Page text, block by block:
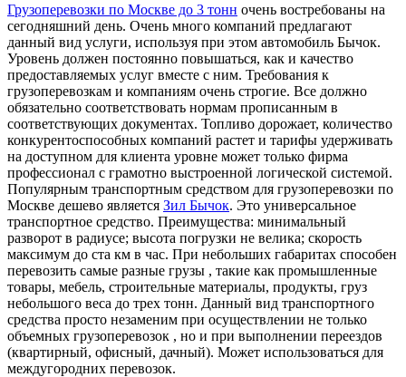
Грузоперевозки по Москве до 3 тонн очень востребованы на
сегодняшний день. Очень много компаний предлагают
данный вид услуги, используя при этом автомобиль Бычок.
Уровень должен постоянно повышаться, как и качество
предоставляемых услуг вместе с ним. Требования к
грузоперевозкам и компаниям очень строгие. Все должно
обязательно соответствовать нормам прописанным в
соответствующих документах. Топливо дорожает, количество
конкурентоспособных компаний растет и тарифы удерживать
на доступном для клиента уровне может только фирма
профессионал с грамотно выстроенной логической системой.
Популярным транспортным средством для грузоперевозки по
Москве дешево является Зил Бычок. Это универсальное
транспортное средство. Преимущества: минимальный
разворот в радиусе; высота погрузки не велика; скорость
максимум до ста км в час. При небольших габаритах способен
перевозить самые разные грузы , такие как промышленные
товары, мебель, строительные материалы, продукты, груз
небольшого веса до трех тонн. Данный вид транспортного
средства просто незаменим при осуществлении не только
объемных грузоперевозок , но и при выполнении переездов
(квартирный, офисный, дачный). Может использоваться для
междугородних перевозок.